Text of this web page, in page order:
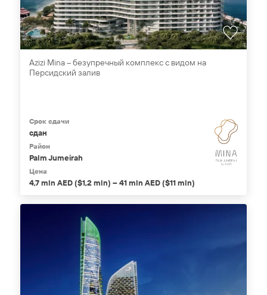
Azizi Mina – безупречный комплекс с видом на
Персидский залив
Срок сдачи
сдан
Район
Palm Jumeirah
Цена
4,7 mln AED ($1,2 mln) – 41 mln AED ($11 mln)